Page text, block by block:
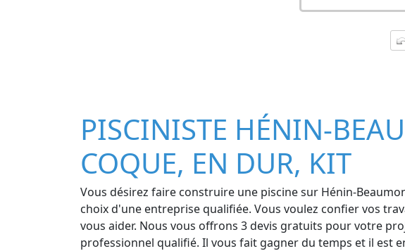
PISCINISTE HÉNIN-
COQUE, EN DUR, KIT
Vous désirez faire construire une piscine sur Hénin-
choix d'une entreprise qualifiée. Vous voulez confier vos
vous aider. Nous vous offrons 3 devis gratuits pour votre
professionnel qualifié. Il vous fait gagner du temps et il est